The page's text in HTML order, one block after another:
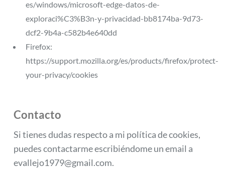
es/windows/microsoft-edge-datos-de-
exploraci%C3%B3n-y-privacidad-bb8174ba-9d73-
dcf2-9b4a-c582b4e640dd
Firefox:
https://support.mozilla.org/es/products/firefox/protect-
your-privacy/cookies
Contacto
Si tienes dudas respecto a mi política de cookies,
puedes contactarme escribiéndome un email a
evallejo1979@gmail.com.